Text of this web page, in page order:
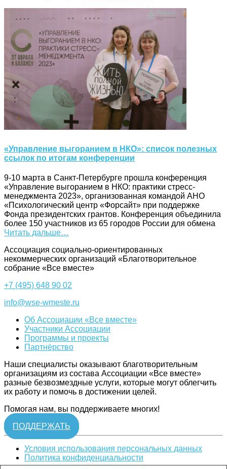
«Управление выгоранием в НКО»: список полезных
ссылок по итогам конференции
9-10 марта в Санкт-Петербурге прошла конференция
«Управление выгоранием в НКО: практики стресс-
менеджмента 2023», организованная командой АНО
«Психологический центр «Форсайт» при поддержке
Фонда президентских грантов. Конференция объединила
более 150 участников из 65 городов России для обмена
Читать дальше…
Ассоциация cоциально-ориентированных
некоммерческих организаций «Благотворительное
собрание «Все вместе»
+7 (495) 648 90 02
info@wse-wmeste.ru
Об Ассоциации «Все вместе»
Участники Ассоциации
Программы и проекты
Партнёрство
Наши специалисты оказывают благотворительным
организациям из состава Ассоциации «Все вместе»
разные безвозмездные услуги, которые могут облегчить
их работу и помочь в достижении целей.
Помогая нам, вы поддерживаете многих!
ПОДДЕРЖАТЬ
Условия использования персональных данных
Политика конфиденциальности